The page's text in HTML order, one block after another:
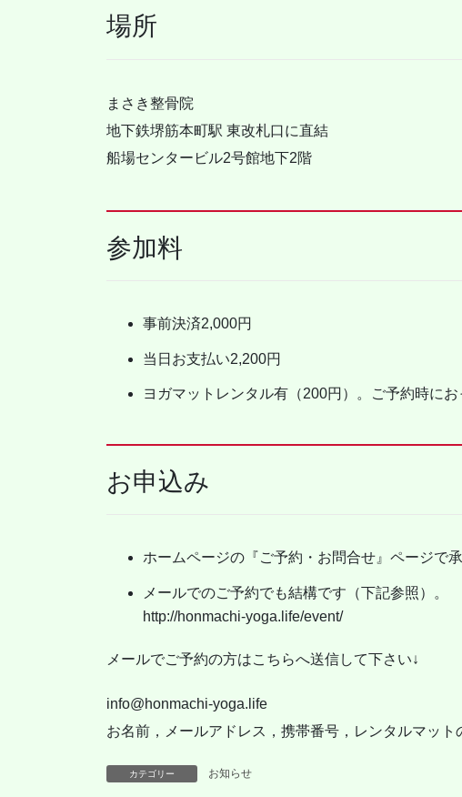
場所
まさき整骨院
地下鉄堺筋本町駅 東改札口に直結
船場センタービル2号館地下2階
参加料
事前決済2,000円
当日お支払い2,200円
ヨガマットレンタル有（200円）。ご予約時にお
お申込み
ホームページの『ご予約・お問合せ』ページで承
メールでのご予約でも結構です（下記参照）。
http://honmachi-yoga.life/event/
メールでご予約の方はこちらへ送信して下さい↓
info@honmachi-yoga.life
お名前，メールアドレス，携帯番号，レンタルマット
カテゴリー お知らせ